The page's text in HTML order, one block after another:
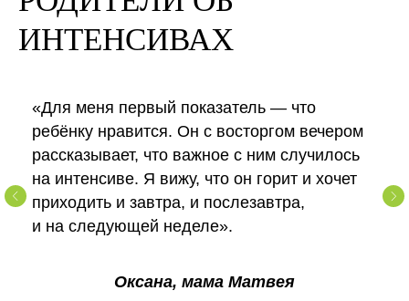
ИНТЕНСИВАХ
«Для меня первый показатель — что
ребёнку нравится. Он с восторгом вечером
рассказывает, что важное с ним случилось
на интенсиве. Я вижу, что он горит и хочет
приходить и завтра, и послезавтра,
и на следующей неделе».
Оксана, мама Матвея